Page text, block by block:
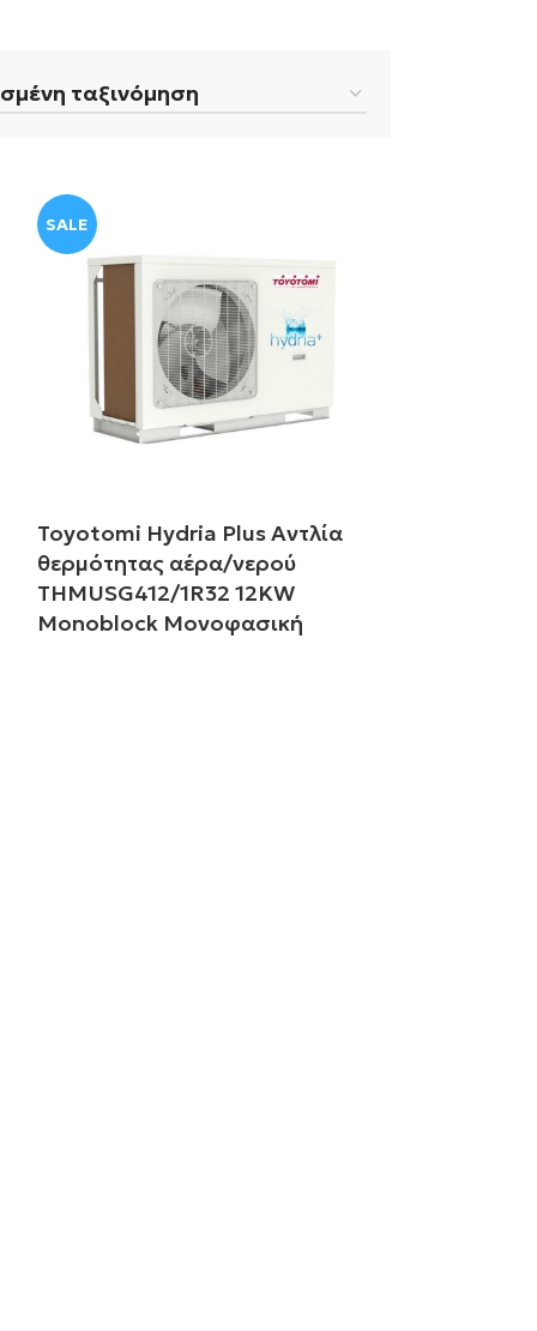
SALE
Toyotomi Hydria Plus Αντλία
θερμότητας αέρα/νερού
THMUSG412/1R32 12KW
Monoblock Μονοφασική